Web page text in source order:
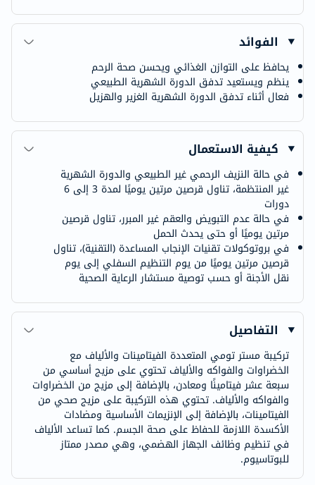
الفوائد
يحافظ على التوازن الغذائي ويحسن صحة الرحم
ينظم ويستعيد تدفق الدورة الشهرية الطبيعي
فعال أثناء تدفق الدورة الشهرية الغزير والهزيل
كيفية الاستعمال
في حالة النزيف الرحمي غير الطبيعي والدورة الشهرية
غير المنتظمة، تناول قرصين مرتين يوميًا لمدة 3 إلى 6
دورات
في حالة عدم التبويض والعقم غير المبرر، تناول قرصين
مرتين يوميًا أو حتى يحدث الحمل
في بروتوكولات تقنيات الإنجاب المساعدة (التقنية)، تناول
قرصين مرتين يوميًا من يوم التنظيم السفلي إلى يوم
نقل الأجنة أو حسب توصية مستشار الرعاية الصحية
التفاصيل
تركيبة مستر تومي المتعددة الفيتامينات والألياف مع
الخضراوات والفواكه والألياف تحتوي على مزيج أساسي من
سبعة عشر فيتامينًا ومعادن، بالإضافة إلى مزيج من الخضراوات
والفواكه والألياف. تحتوي هذه التركيبة على مزيج صحي من
الفيتامينات، بالإضافة إلى الإنزيمات الأساسية ومضادات
الأكسدة اللازمة للحفاظ على صحة الجسم. كما تساعد الألياف
في تنظيم وظائف الجهاز الهضمي، وهي مصدر ممتاز
للبوتاسيوم.